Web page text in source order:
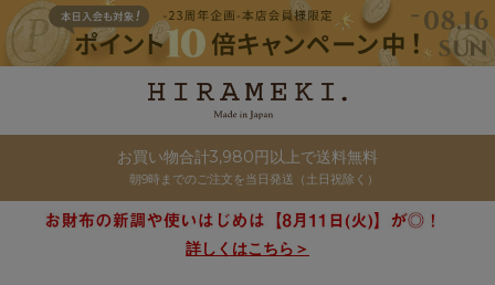
お買い物合計3,980円以上で送料無料
朝9時までのご注文を当日発送（土日祝除く）
詳しくはこちら＞
商品番号/JANコード
登録順
価格が安い順
価格が高い順